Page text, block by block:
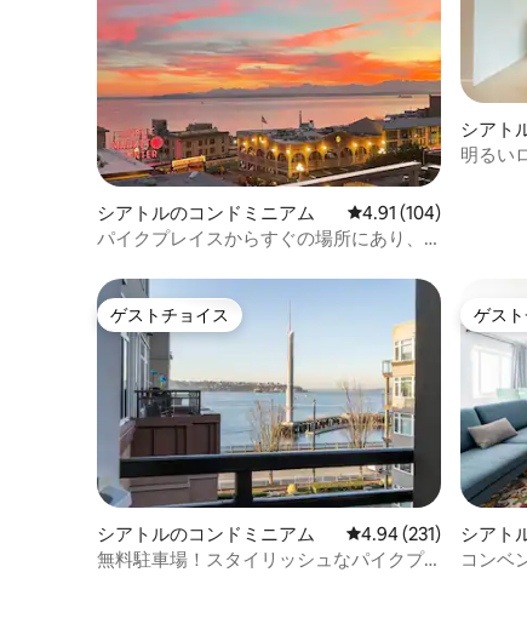
シアトルのコンドミニアム レビュー104件、5つ
4.91 (104)
パイクプレイスからすぐの場所にあり、
シアト
明るい
ゲストチョイス
ゲストチョイス
シアトルのコンドミニアム レビュー231件、5つ
4.94 (231)
無料駐車場！スタイリッシュなパイクプ
ゲス
ゲス
シアト
コンベ